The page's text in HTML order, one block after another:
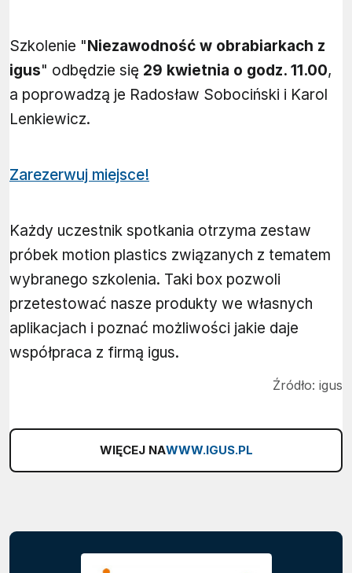
Szkolenie "Niezawodność w obrabiarkach z
igus" odbędzie się 29 kwietnia o godz. 11.00,
a poprowadzą je Radosław Sobociński i Karol
Lenkiewicz.
Zarezerwuj miejsce!
Każdy uczestnik spotkania otrzyma zestaw
próbek motion plastics związanych z tematem
wybranego szkolenia. Taki box pozwoli
przetestować nasze produkty we własnych
aplikacjach i poznać możliwości jakie daje
współpraca z firmą igus.
Źródło: igus
WIĘCEJ NAWWW.IGUS.PL